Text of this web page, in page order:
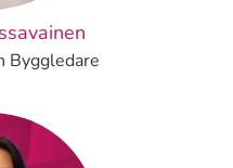
Byggledare